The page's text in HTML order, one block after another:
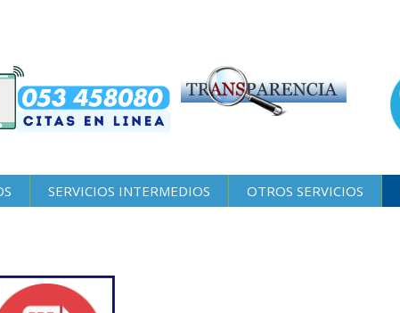
SERVICIOS INTERMEDIOS OTROS SERVICIOS